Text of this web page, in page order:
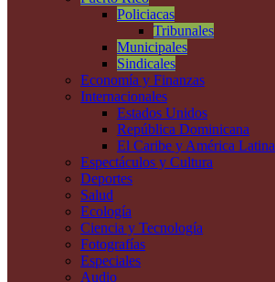
Policiacas
Tribunales
Municipales
Sindicales
Economía y Finanzas
Internacionales
Estados Unidos
República Dominicana
El Caribe y América Latina
Espectáculos y Cultura
Deportes
Salud
Ecología
Ciencia y Tecnología
Fotografías
Especiales
Audio